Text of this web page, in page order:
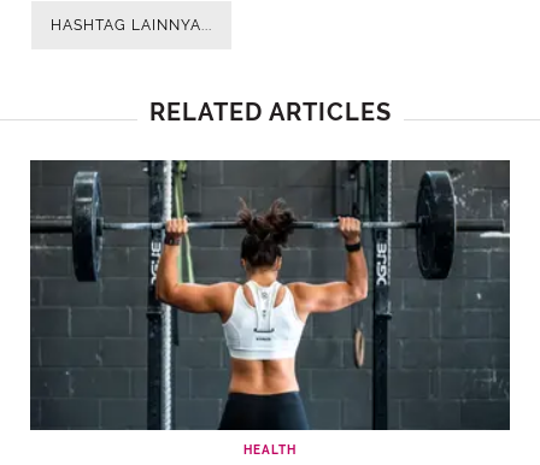
HASHTAG LAINNYA...
RELATED ARTICLES
HEALTH